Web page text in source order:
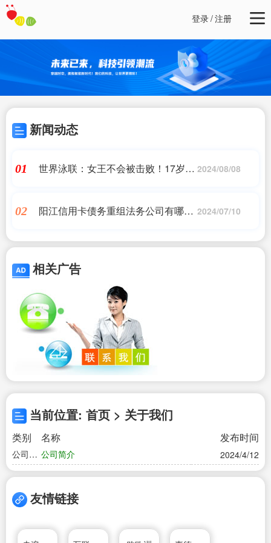
登录/注册
新闻动态
01
世界泳联：女王不会被击败！17岁的 2024/08/08
02
阳江信用卡债务重组法务公司有哪些|
企查查
2024/07/10
相关广告
当前位置: 首页 > 关于我们
类别 名称 发布时间
公司简
介
公司简介 2024/4/12
友情链接